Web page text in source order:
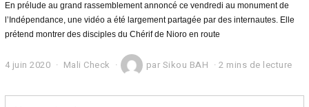
En prélude au grand rassemblement annoncé ce vendredi au monument de
l’Indépendance, une vidéo a été largement partagée par des internautes. Elle
prétend montrer des disciples du Chérif de Nioro en route
4 juin 2020 Mali Check par Sikou BAH 2 mins de lecture